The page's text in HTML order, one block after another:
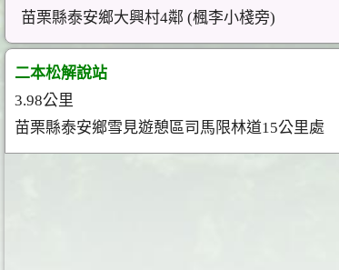
苗栗縣泰安鄉大興村4鄰 (楓李小棧旁)
二本松解說站
3.98公里
苗栗縣泰安鄉雪見遊憩區司馬限林道15公里處